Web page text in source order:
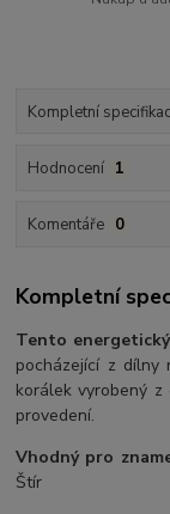
Kompletní
Hodnocení 1
Komentáře 0
Kompletní
Tento
pocházející z dílny
korálek vyrobený
provedení.
Vhodný pro
Štír